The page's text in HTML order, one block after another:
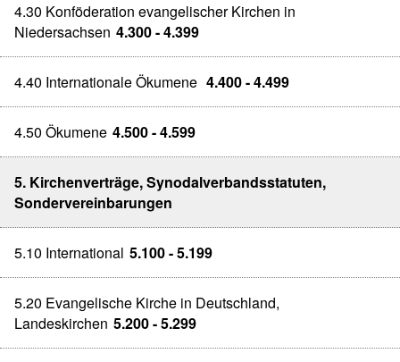
4.30 Konföderation evangelischer Kirchen in
Niedersachsen 4.300 - 4.399
4.40 Internationale Ökumene 4.400 - 4.499
4.50 Ökumene 4.500 - 4.599
5. Kirchenverträge, Synodalverbandsstatuten,
Sondervereinbarungen
5.10 International 5.100 - 5.199
5.20 Evangelische Kirche in Deutschland,
Landeskirchen 5.200 - 5.299